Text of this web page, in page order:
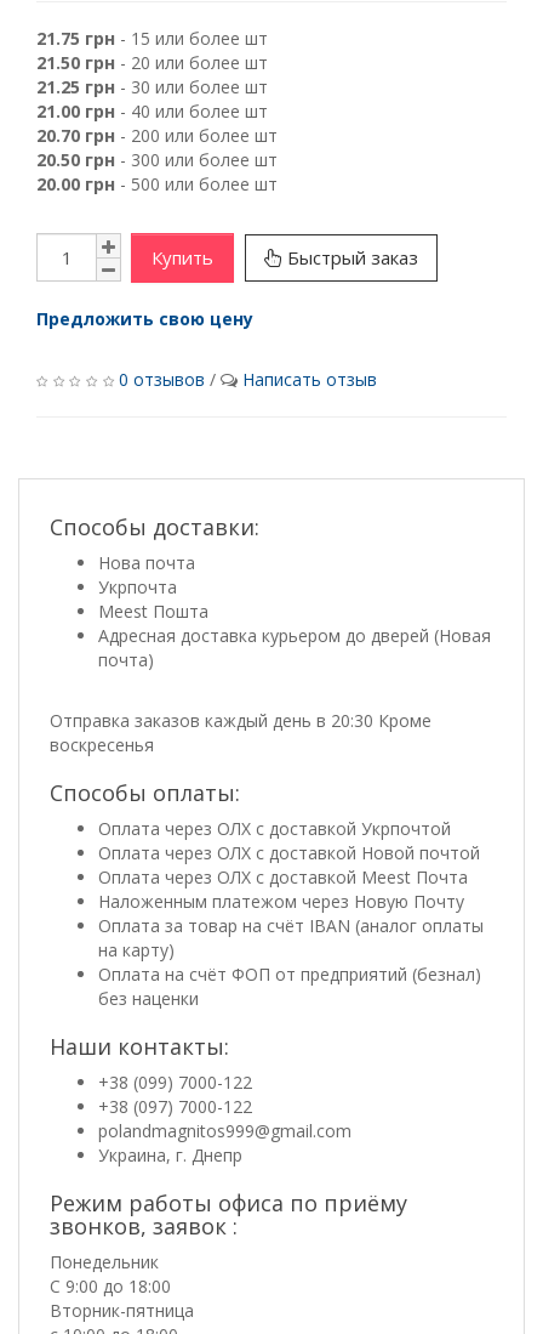
21.75 грн - 15 или более шт
21.50 грн - 20 или более шт
21.25 грн - 30 или более шт
21.00 грн - 40 или более шт
20.70 грн - 200 или более шт
20.50 грн - 300 или более шт
20.00 грн - 500 или более шт
Купить Быстрый заказ
Предложить свою цену
0 отзывов / Написать отзыв
Способы доставки:
Нова почта
Укрпочта
Meest Пошта
Адресная доставка курьером до дверей (Новая
почта)
Отправка заказов каждый день в 20:30 Кроме
воскресенья
Способы оплаты:
Оплата через ОЛХ с доставкой Укрпочтой
Оплата через ОЛХ с доставкой Новой почтой
Оплата через ОЛХ с доставкой Meest Почта
Наложенным платежом через Новую Почту
Оплата за товар на счёт IBAN (аналог оплаты
на карту)
Оплата на счёт ФОП от предприятий (безнал)
без наценки
Наши контакты:
+38 (099) 7000-122
+38 (097) 7000-122
polandmagnitos999@gmail.com
Украина, г. Днепр
Режим работы офиса по приёму
звонков, заявок :
Понедельник
С 9:00 до 18:00
Вторник-пятница